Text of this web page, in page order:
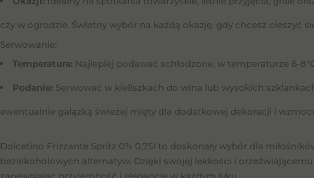
czy w ogrodzie. Świetny wybór na każdą okazję, gdy chcesz cieszyć
Serwowanie:
Temperatura: Najlepiej podawać schłodzone, w temperaturze 6-
Podanie: Serwować w kieliszkach do wina lub wysokich
ewentualnie gałązką świeżej mięty dla dodatkowej dekoracji i
Dolcetino Frizzante Spritz 0% 0,75l to doskonały wybór dla
bezalkoholowych alternatyw. Dzięki swojej lekkości i